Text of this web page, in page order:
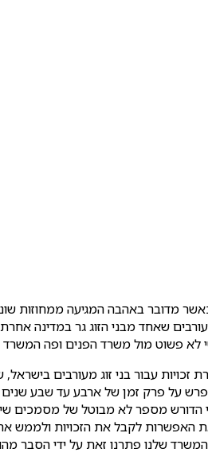
מדובר באהבה המגיעה ממחוזות
שאחד מבני הזוג גר במדינה
לא פשוט מול משרד הפנים ופה
עבור בני זוג מעורבים בישראל,
על פרק זמן של ארבע עד שבע
הדורש מספר לא מבוטל של מסמכים
את האפשרות לקבל את הזכויות
המשרד שלנו פתרנו זאת על ידי